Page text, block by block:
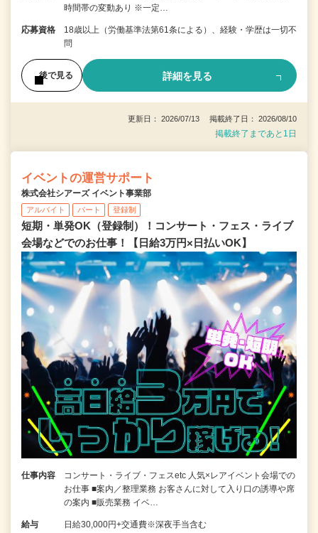
時間帯の変動あり ※一定…
応募資格
18歳以上（労働基準法第61条による）、経験・学歴は一切不
問
後で見る 詳細を見る
更新日： 2026/07/13 掲載終了日： 2026/08/10
掲載終了まであと1日
イベントの運営サポート
株式会社シアーズ イベント事業部
アルバイト パート 登録制
短期・単発OK（登録制）！コンサート・フェス・ライブ
会場などでのお仕事！【日給3万円×日払いOK】
仕事内容
コンサート・ライブ・フェスetc 人気×レアイベント会場での
お仕事 ■案内／整理業務 お客さんに対して入り口の誘導や席
の案内 ■販売業務 イベ…
給与 日給30,000円+交通費※深夜手当含む